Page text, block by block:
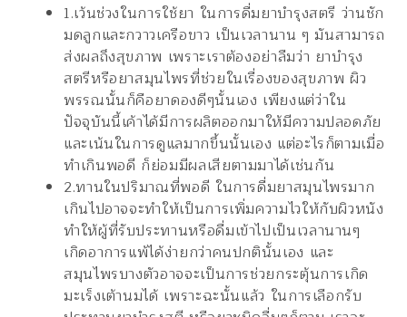
1.เว้นช่วงในการใช้ยา ในการดื่มยาบำรุงสตรี ว่านชัก
มดลูกและกวาวเครือขาว เป็นเวลานาน ๆ มันสามารถ
ส่งผลถึงสุขภาพ เพราะเราต้องอย่าลืมว่า ยาบำรุง
สตรีหรือยาสมุนไพรที่ช่วยในเรื่องของสุขภาพ ผิว
พรรณนั้นก็คือยาดองดีๆนั้นเอง เพียงแต่ว่าใน
ปัจจุบันนี้เค้าได้มีการผลิตออกมาให้มีความปลอดภัย
และเน้นในการดูแลมากขึ้นนั้นเอง แต่อะไรก็ตามเมื่อ
ทำเกินพอดี ก็ย่อมมีผลเสียตามมาได้เช่นกัน
2.ทานในปริมาณที่พอดี ในการดื่มยาสมุนไพรมาก
เกินไปอาจจะทำให้เป็นการเพิ่มความไวให้กับผิวหนัง
ทำให้ผู้ที่รับประทานหรือดื่มเข้าไปเป็นเวลานานๆ
เกิดอาการแพ้ได้ง่ายกว่าคนปกตินั้นเอง และ
สมุนไพรบางตัวอาจจะเป็นการช่วยกระตุ้นการเกิด
มะเร็งเต้านมได้ เพราะฉะนั้นแล้ว ในการเลือกรับ